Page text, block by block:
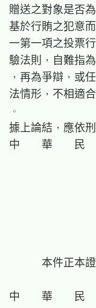
贈送之對象是否
基於行賄之犯意
一第一項之投票
驗法則，自難指
，再為爭辯，或
法情形，不相適
。
據上論結，應依
中　　華　　民
本件正本
中　　華　　民